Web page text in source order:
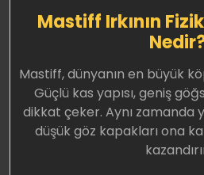
Mastiff Irkının
Mastiff, dünyanın en büyük
Güçlü kas yapısı, geniş
dikkat çeker. Aynı zamanda
düşük göz kapakları ona